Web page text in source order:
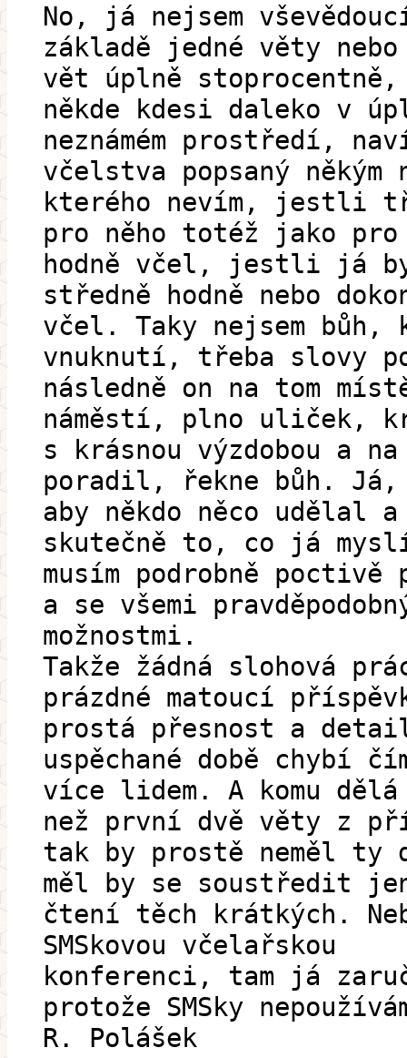
No, já nejsem
základě jedné věty
vět úplně stoprocentně,
někde kdesi daleko v
neznámém prostředí,
včelstva popsaný někým
kterého nevím, jestli
pro něho totéž jako pro
hodně včel, jestli já
středně hodně nebo
včel. Taky nejsem bůh,
vnuknutí, třeba slovy
následně on na tom
náměstí, plno uliček,
s krásnou výzdobou a
poradil, řekne bůh.
aby někdo něco udělal
skutečně to, co já
musím podrobně
a se všemi
možnostmi.
Takže žádná slohová
prázdné matoucí
prostá přesnost a
uspěchané době chybí
více lidem. A komu
než první dvě věty z
tak by prostě neměl
měl by se soustředit
čtení těch krátkých.
SMSkovou včelařskou
konferenci, tam já
protože SMSky
R. Polášek